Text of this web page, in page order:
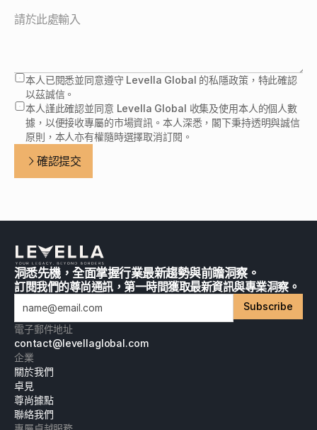
本人已閱悉並同意遵守 Levella Global 的私隱政策，特此確認
以茲誠信。
本人謹此確認並同意 Levella Global 收集及使用本人的個人數
據，以便接收專屬的市場資訊。本人深悉，閣下秉持透明與誠信
原則，本人亦有權隨時選擇取消訂閱。
確認提交
訂閱我們的尊尚通訊，第一時間獲取最新資訊與專業洞察。
洞悉先機，全面掌握行業最新趨勢與前瞻洞察。
Subscribe
電子郵件地址
contact@levellaglobal.com
企業
關於我們
卓見
尊尚據點
聯絡我們